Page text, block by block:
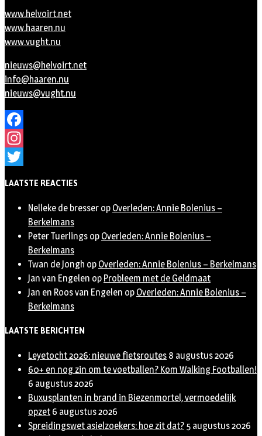
www.helvoirt.net
www.haaren.nu
www.vught.nu
nieuws@helvoirt.net
info@haaren.nu
nieuws@vught.nu
Facebook
Instagram
LAATSTE REACTIES
Nelleke de bresser op Overleden: Annie Bolenius –
Berkelmans
Peter Tuerlings op Overleden: Annie Bolenius –
Berkelmans
Twan de Jongh op Overleden: Annie Bolenius – Berkelmans
Jan van Engelen op Probleem met de Geldmaat
Jan en Roos van Engelen op Overleden: Annie Bolenius –
Berkelmans
LAATSTE BERICHTEN
Leyetocht 2026: nieuwe fietsroutes 8 augustus 2026
60+ en nog zin om te voetballen? Kom Walking Footballen!
6 augustus 2026
Buxusplanten in brand in Biezenmortel, vermoedelijk
opzet 6 augustus 2026
Spreidingswet asielzoekers: hoe zit dat? 5 augustus 2026